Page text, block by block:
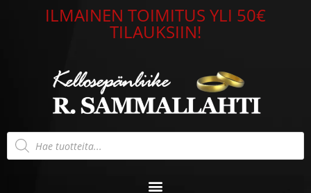
ILMAINEN TOIMITUS YLI 50€
TILAUKSIIN!
Products
search